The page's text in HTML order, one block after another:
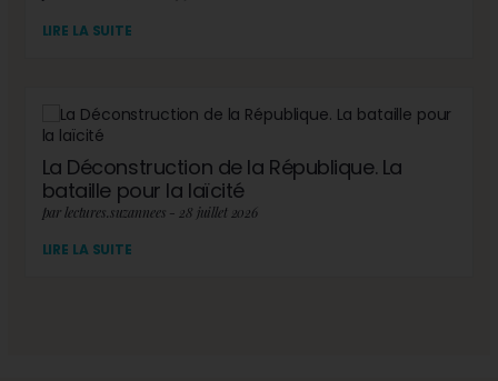
LIRE LA SUITE
La Déconstruction de la République. La
bataille pour la laïcité
par lectures.suzannees - 28 juillet 2026
LIRE LA SUITE